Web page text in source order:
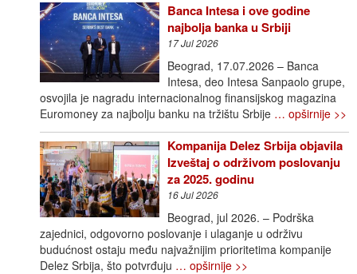
Banca Intesa i ove godine
najbolja banka u Srbiji
17 Jul 2026
Beograd, 17.07.2026 – Banca
Intesa, deo Intesa Sanpaolo grupe,
osvojila je nagradu internacionalnog finansijskog magazina
Euromoney za najbolju banku na tržištu Srbije … opširnije >>
Kompanija Delez Srbija objavila
Izveštaj o održivom poslovanju
za 2025. godinu
16 Jul 2026
Beograd, jul 2026. – Podrška
zajednici, odgovorno poslovanje i ulaganje u održivu
budućnost ostaju među najvažnijim prioritetima kompanije
Delez Srbija, što potvrđuju … opširnije >>